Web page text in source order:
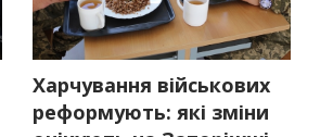
Харчування військових
реформують: які зміни